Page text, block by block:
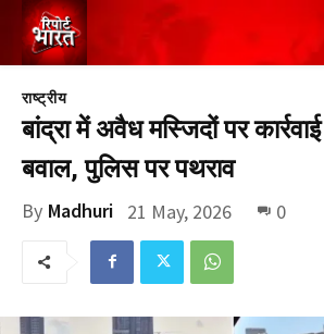
राष्ट्रीय
बांद्रा में अवैध मस्जिदों पर
बवाल, पुलिस पर पथराव
By Madhuri 21 May, 2026 0